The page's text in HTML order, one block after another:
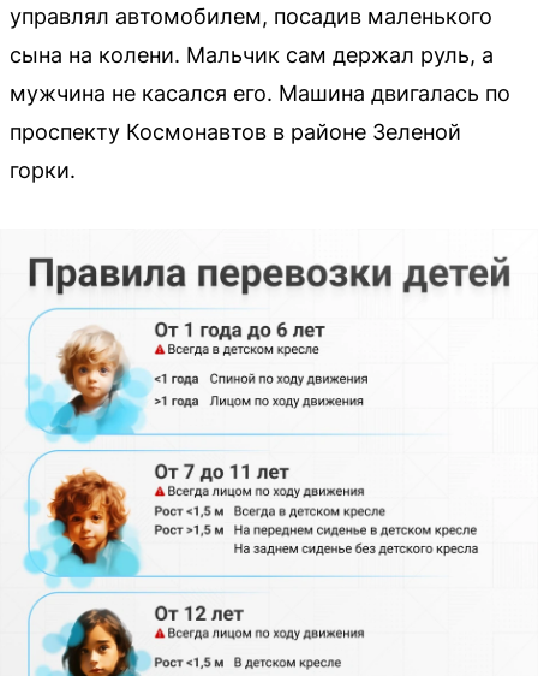
управлял автомобилем, посадив маленького
сына на колени. Мальчик сам держал руль, а
мужчина не касался его. Машина двигалась по
проспекту Космонавтов в районе Зеленой
горки.